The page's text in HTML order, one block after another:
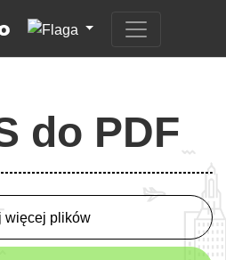
do PDF
więcej plików